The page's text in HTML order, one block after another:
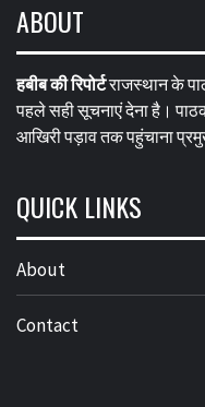
ABOUT
हबीब की रिपोर्टराजस्थान के
पहले सही सूचनाएं देना है।
आखिरी पड़ाव तक पहुंचाना
QUICK LINKS
About
Contact